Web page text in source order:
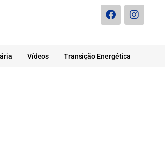
Vídeos Transição Energética